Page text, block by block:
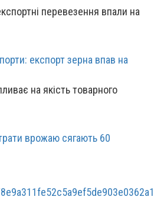
експорт зерна впав на
врожаю сягають 60